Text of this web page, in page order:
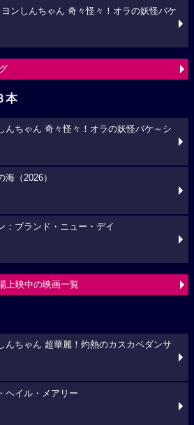
ンしんちゃん 奇々怪々！オラの妖怪バケ
本
んちゃん 奇々怪々！オラの妖怪バケ～シ
海（2026）
：ブランド・ニュー・デイ
上映中の映画一覧
んちゃん 超華麗！灼熱のカスカベダンサ
ヘイル・メアリー